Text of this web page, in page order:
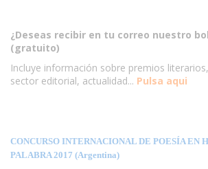
¿Deseas recibir en tu correo nuestro
(gratuito)
Incluye información sobre premios
sector editorial, actualidad... Pulsa aqui
CONCURSO INTERNACIONAL DE POESÍA EN
PALABRA 2017 (Argentina)